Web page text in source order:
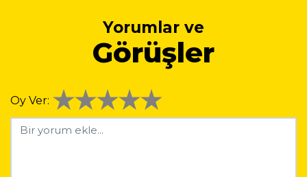
Yorumlar ve
Görüşler
Oy Ver: